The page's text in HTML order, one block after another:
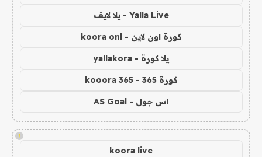
Yalla Live - يلا لايف
كورة اون لاين - koora onl
يلا كورة - yallakora
كورة 365 - kooora 365
اس جول - AS Goal
!
koora live